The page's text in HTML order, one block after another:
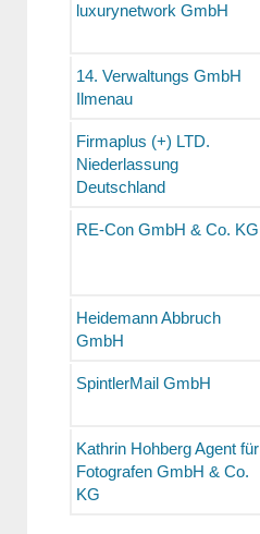
luxurynetwork GmbH
14. Verwaltungs GmbH
Ilmenau
Firmaplus (+) LTD.
Niederlassung
Deutschland
RE-Con GmbH & Co. KG
Heidemann Abbruch
GmbH
SpintlerMail GmbH
Kathrin Hohberg Agent für
Fotografen GmbH & Co.
KG